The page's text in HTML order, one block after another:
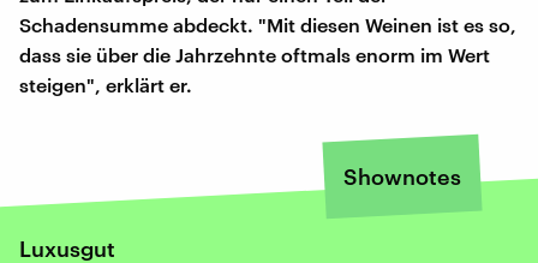
Schadensumme abdeckt. "Mit diesen Weinen ist es so,
dass sie über die Jahrzehnte oftmals enorm im Wert
steigen", erklärt er.
Shownotes
Luxusgut